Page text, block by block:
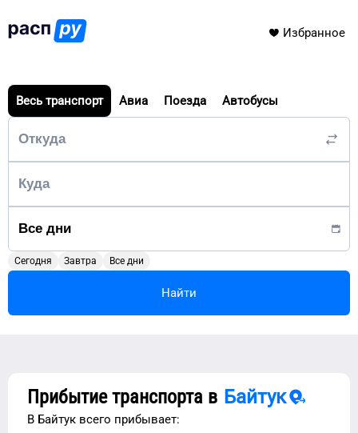
Избранное
Весь транспорт Авиа Поезда Автобусы
Сегодня Завтра Все дни
Найти
Прибытие транспорта в Байтук
В Байтук всего прибывает: